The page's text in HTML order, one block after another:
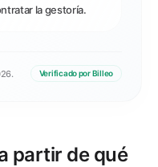
la gestoría.
Verificado por Billeo
partir de qué